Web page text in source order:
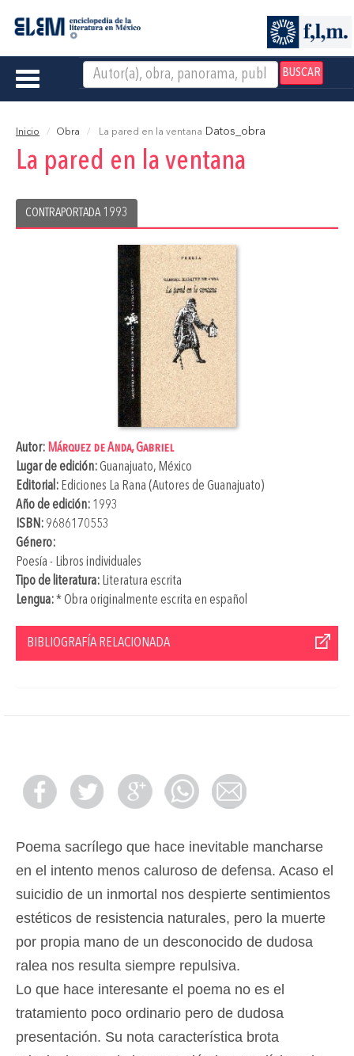
BUSCAR
Toggle
Inicio Obra La pared en la ventana Datos_obra
La pared en la ventana
CONTRAPORTADA 1993
Autor: Márquez de Anda, Gabriel
Lugar de edición:Guanajuato, México
Editorial: Ediciones La Rana (Autores de Guanajuato)
Año de edición: 1993
ISBN: 9686170553
Género:
Poesía - Libros individuales
Tipo de literatura: Literatura escrita
Lengua:* Obra originalmente escrita en español
BIBLIOGRAFÍA RELACIONADA
Poema sacrílego que hace inevitable mancharse
en el intento menos caluroso de defensa. Acaso el
suicidio de un inmortal nos despierte sentimientos
estéticos de resistencia naturales, pero la muerte
por propia mano de un desconocido de dudosa
ralea nos resulta siempre repulsiva.
Lo que hace interesante el poema no es el
tratamiento poco ordinario pero de dudosa
presentación. Su nota característica brota